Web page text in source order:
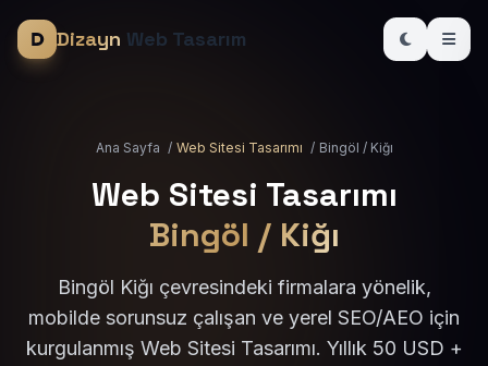
Dizayn Web Tasarım
Ana Sayfa / Web Sitesi Tasarımı / Bingöl / Kiğı
Web Sitesi Tasarımı
Bingöl / Kiğı
Bingöl Kiğı çevresindeki firmalara yönelik,
mobilde sorunsuz çalışan ve yerel SEO/AEO için
kurgulanmış Web Sitesi Tasarımı. Yıllık 50 USD +